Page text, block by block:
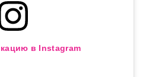
в Instagram